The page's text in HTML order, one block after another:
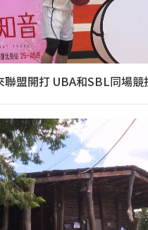
聯盟開打 UBA和SBL同場競